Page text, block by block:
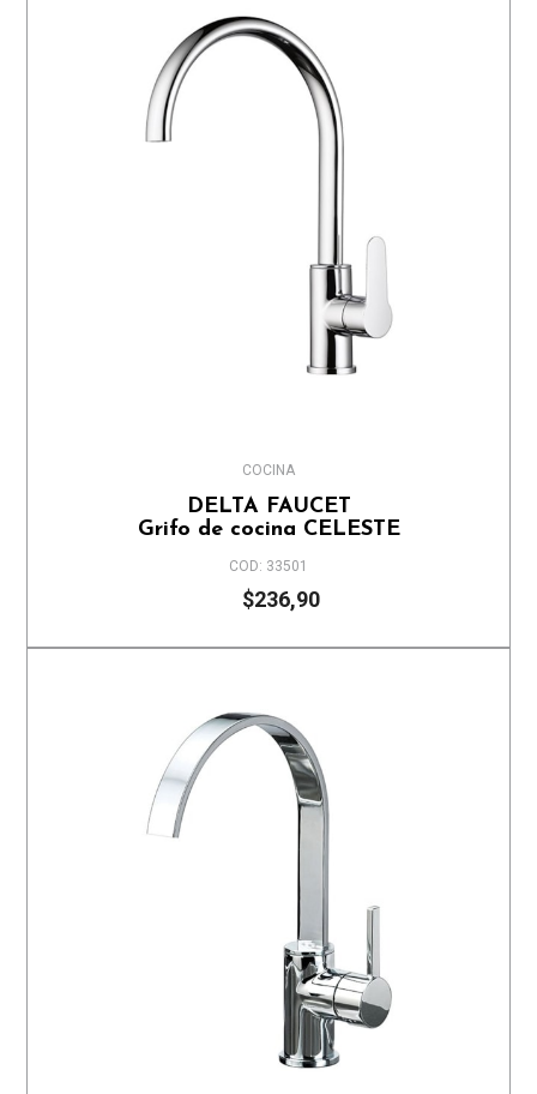
COCINA
DELTA FAUCET
Grifo de cocina CELESTE
COD: 33501
$236,90